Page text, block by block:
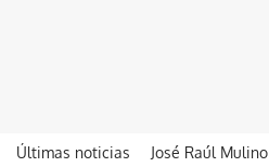
Últimas noticias José Raúl Mulino